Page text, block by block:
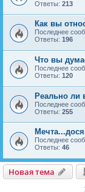
Ответы: 213
Как вы
Последнее
Ответы: 196
Что вы
Последнее
Ответы: 120
Реально ли
Последнее
Ответы: 255
Последнее
Ответы: 46
Новая тема
Новаятема